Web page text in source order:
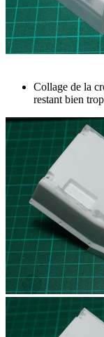
Collage de la
restant bien